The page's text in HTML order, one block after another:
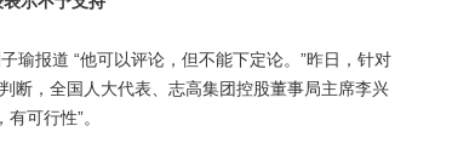
报道 “他可以评论，但不能下定论。”昨日，针对
断，全国人大代表、志高集团控股董事局主席李兴
可行性”。